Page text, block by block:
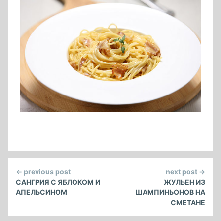
Continue
Reading
← previous post
САНГРИЯ С ЯБЛОКОМ И
АПЕЛЬСИНОМ
next post →
ЖУЛЬЕН ИЗ
ШАМПИНЬОНОВ НА
СМЕТАНЕ